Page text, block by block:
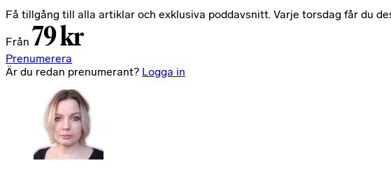
Få tillgång till alla artiklar och exklusiva poddavsnitt. Varje torsdag får du
Från 79 kr
Prenumerera
Är du redan prenumerant? Logga in